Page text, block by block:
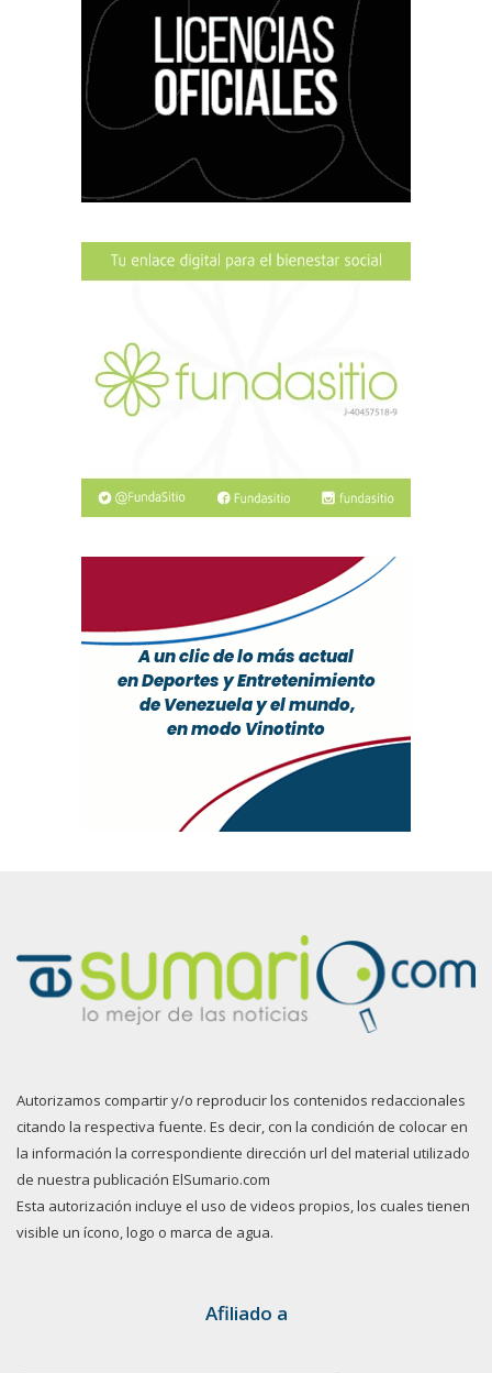
Autorizamos compartir y/o reproducir los contenidos redaccionales
citando la respectiva fuente. Es decir, con la condición de colocar en
la información la correspondiente dirección url del material utilizado
de nuestra publicación ElSumario.com
Esta autorización incluye el uso de videos propios, los cuales tienen
visible un ícono, logo o marca de agua.
Afiliado a